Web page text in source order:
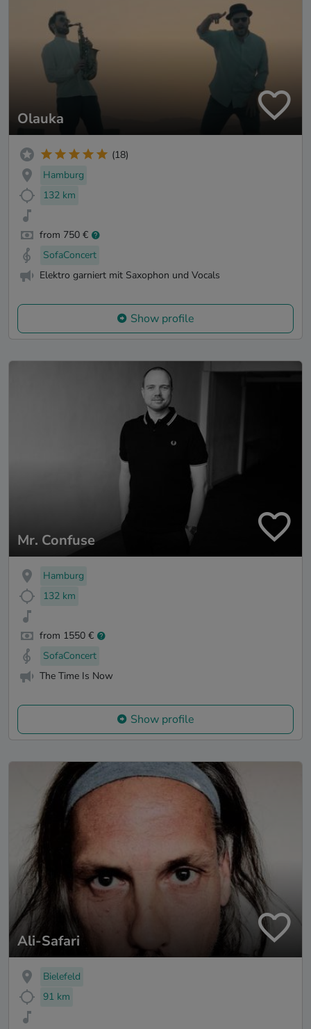
Olauka
(18)
Hamburg
132 km
from 750 €
SofaConcert
Elektro garniert mit Saxophon und Vocals
Show profile
Mr. Confuse
Hamburg
132 km
from 1550 €
SofaConcert
The Time Is Now
Show profile
Ali-Safari
Bielefeld
91 km